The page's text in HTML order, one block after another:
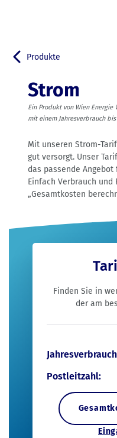
Zurück zu
Produkte
Strom
Ein Produkt von Wien Energie
mit einem Jahresverbrauch bis
Mit unseren Strom-
gut versorgt. Unser
das passende
Einfach Verbrauch
„Gesamtkosten
Finden Sie in
der am
Postleitzahl: